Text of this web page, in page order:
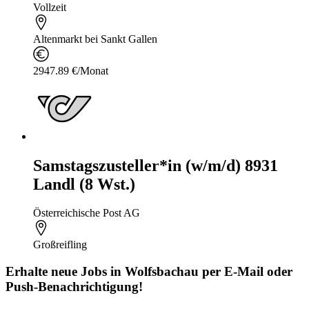
Vollzeit
Altenmarkt bei Sankt Gallen
2947.89 €/Monat
Samstagszusteller*in (w/m/d) 8931
Landl (8 Wst.)
Österreichische Post AG
Großreifling
Erhalte neue Jobs in Wolfsbachau per E-Mail oder
Push-Benachrichtigung!